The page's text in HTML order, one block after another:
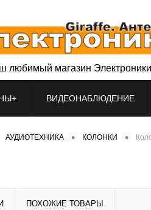
любимый магазин
ВИДЕОНАБЛЮДЕНИЕ
АУДИОТЕХНИКА • КОЛОНКИ •
ПОХОЖИЕ ТОВАРЫ